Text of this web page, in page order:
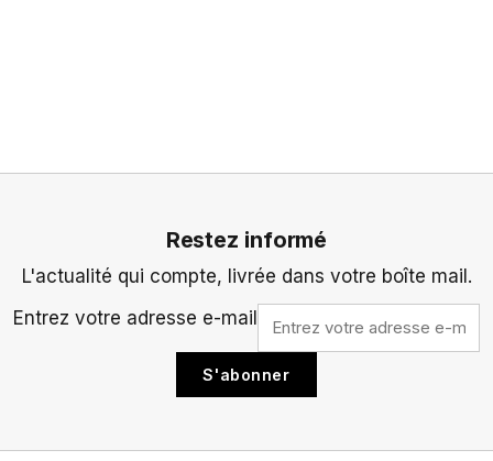
Restez informé
L'actualité qui compte, livrée dans votre boîte mail.
Entrez votre adresse e-mail
S'abonner